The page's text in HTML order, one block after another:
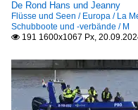
De Rond Hans und Jeanny
Flüsse und Seen / Europa / La
Schubboote und -verbände / M
 191 1600x1067 Px,